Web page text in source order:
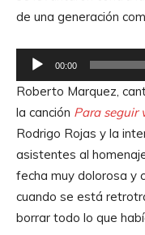
t
o
r
e
A
u
d
i
o
de una generación
e
p
r
o
d
u
c
t
00:00
Roberto Marquez,
la canción Para seguir
Rodrigo Rojas y la
asistentes al
fecha muy dolorosa y
cuando se está
borrar todo lo que